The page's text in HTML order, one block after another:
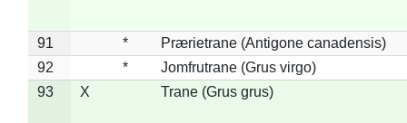
91 *
Prærietrane (Antigone canadensis)
92
*
Jomfrutrane (Grus virgo)
93
X Trane (Grus grus)